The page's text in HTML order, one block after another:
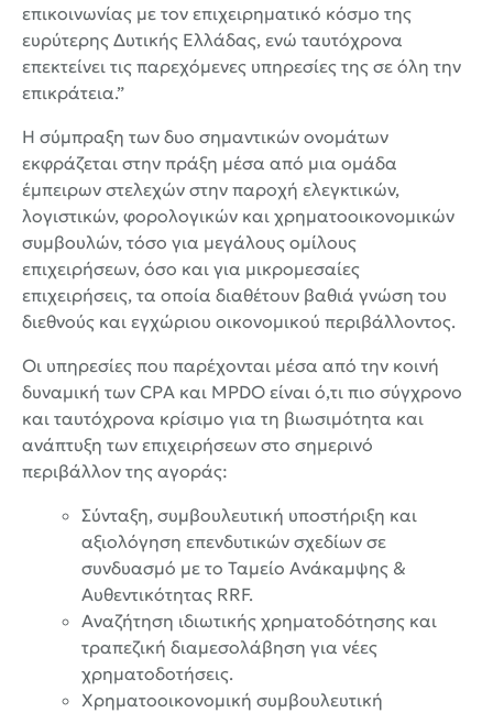
επικοινωνίας με τον επιχειρηματικό κόσμο της
ευρύτερης Δυτικής Ελλάδας, ενώ ταυτόχρονα
επεκτείνει τις παρεχόμενες υπηρεσίες της σε όλη την
επικράτεια.”
Η σύμπραξη των δυο σημαντικών ονομάτων
εκφράζεται στην πράξη μέσα από μια ομάδα
έμπειρων στελεχών στην παροχή ελεγκτικών,
λογιστικών, φορολογικών και χρηματοοικονομικών
συμβουλών, τόσο για μεγάλους ομίλους
επιχειρήσεων, όσο και για μικρομεσαίες
επιχειρήσεις, τα οποία διαθέτουν βαθιά γνώση του
διεθνούς και εγχώριου οικονομικού περιβάλλοντος.
Οι υπηρεσίες που παρέχονται μέσα από την κοινή
δυναμική των CPA και MPDO είναι ό,τι πιο σύγχρονο
και ταυτόχρονα κρίσιμο για τη βιωσιμότητα και
ανάπτυξη των επιχειρήσεων στο σημερινό
περιβάλλον της αγοράς:
Σύνταξη, συμβουλευτική υποστήριξη και
αξιολόγηση επενδυτικών σχεδίων σε
συνδυασμό με το Ταμείο Ανάκαμψης &
Αυθεντικότητας RRF.
Αναζήτηση ιδιωτικής χρηματοδότησης και
τραπεζική διαμεσολάβηση για νέες
χρηματοδοτήσεις.
Χρηματοοικονομική συμβουλευτική